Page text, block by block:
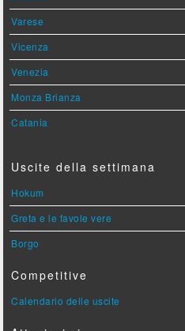
Varese
Vicenza
Venezia
Monza Brianza
Catania
Uscite della settimana
Hokum
Greta e le favole vere
Borgo
Competitive
Calendario delle uscite